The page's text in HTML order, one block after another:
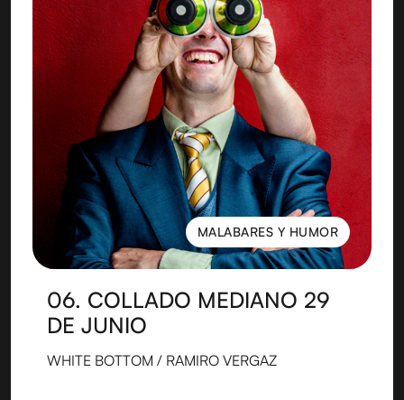
MALABARES Y HUMOR
MALABARES Y HUMOR
06. COLLADO MEDIANO 29
DE JUNIO
WHITE BOTTOM / RAMIRO VERGAZ